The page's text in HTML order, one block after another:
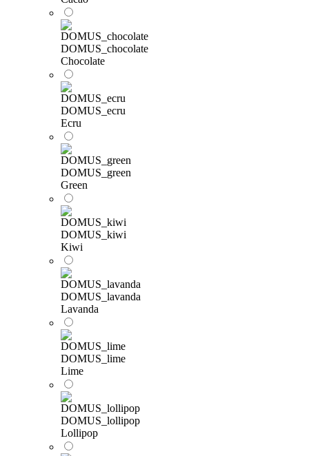
DOMUS_chocolate
Chocolate
DOMUS_ecru
Ecru
DOMUS_green
Green
DOMUS_kiwi
Kiwi
DOMUS_lavanda
Lavanda
DOMUS_lime
Lime
DOMUS_lollipop
Lollipop